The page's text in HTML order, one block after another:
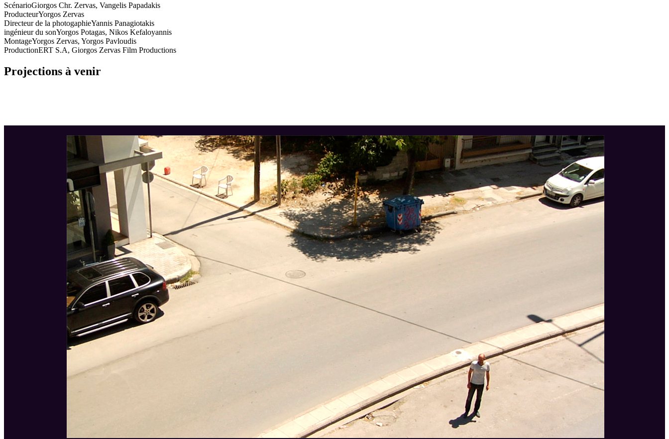
ScénarioGiorgos Chr. Zervas, Vangelis Papadakis
ProducteurYorgos Zervas
Directeur de la photogaphieYannis Panagiotakis
ingénieur du sonYorgos Potagas, Nikos Kefaloyannis
MontageYorgos Zervas, Yorgos Pavloudis
ProductionERT S.A, Giorgos Zervas Film Productions
Projections à venir